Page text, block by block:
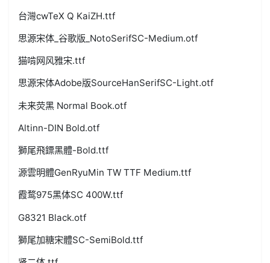
台灣cwTeX Q KaiZH.ttf
思源宋体_谷歌版_NotoSerifSC-Medium.otf
猫啃网风雅宋.ttf
思源宋体Adobe版SourceHanSerifSC-Light.otf
未来荧黑 Normal Book.otf
Altinn-DIN Bold.otf
獅尾飛鏢黑體-Bold.ttf
源雲明體GenRyuMin TW TTF Medium.ttf
霞鹜975黑体SC 400W.ttf
G8321 Black.otf
獅尾加糖宋體SC-SemiBold.ttf